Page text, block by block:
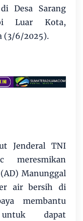
Desa Sarang
Luar Kota,
(3/6/2025).
Jenderal TNI
meresmikan
Manunggal
air bersih di
membantu
dapat